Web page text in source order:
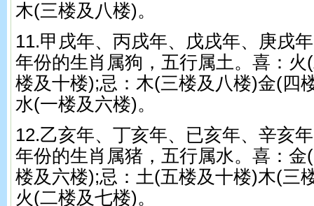
木(三楼及八楼)。
11.甲戌年、丙戌年、戊戌年、庚戌
年份的生肖属狗，五行属土。喜：
楼及十楼);忌：木(三楼及八楼)金(四
水(一楼及六楼)。
12.乙亥年、丁亥年、已亥年、辛亥
年份的生肖属猪，五行属水。喜：
楼及六楼);忌：土(五楼及十楼)木(三
火(二楼及七楼)。